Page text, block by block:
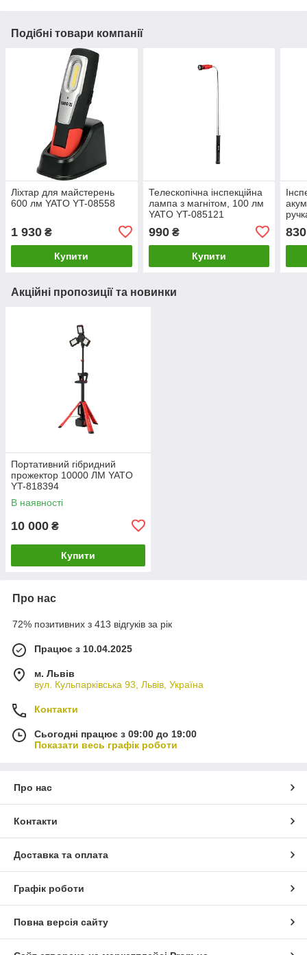
Подібні товари компанії
Ліхтар для майстерень
600 лм YATO YT-08558
1 930 ₴
Купити
Телескопічна інспекційна
лампа з магнітом, 100 лм
YATO YT-085121
990₴
Купити
830
Акційні пропозиції та новинки
Портативний гібридний
прожектор 10000 ЛМ YATO
YT-818394
В наявності
10 000 ₴
Купити
Про нас
72% позитивних з 413 відгуків за рік
Працює з 10.04.2025
м. Львів
вул. Кульпарківська 93, Львів, Україна
Контакти
Сьогодні працює з 09:00 до 19:00
Показати весь графік роботи
Про нас
Контакти
Доставка та оплата
Графік роботи
Повна версія сайту